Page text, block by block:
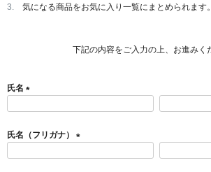
気になる商品をお気に入り一覧にまとめられます。
下記の内容をご入力の上、お進みく
氏名
須
)
氏名（フリガナ）